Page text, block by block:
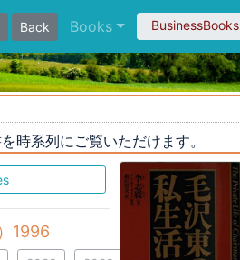
Back Books BusinessBooks
時系列にご覧いただけます。
1996